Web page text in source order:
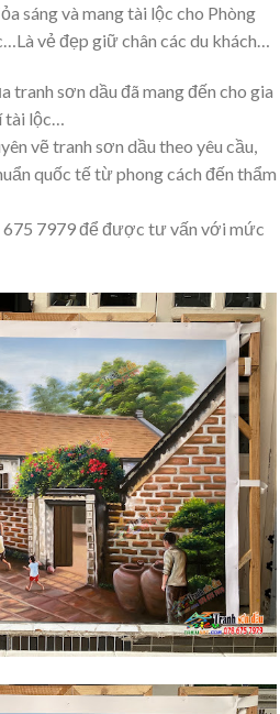
sáng và mang tài lộc cho Phòng
vẻ đẹp giữ chân các du khách…
tranh sơn dầu đã mang đến cho gia
lộc…
vẽ tranh sơn dầu theo yêu cầu,
quốc tế từ phong cách đến thẩm
675 7979 để được tư vấn với mức